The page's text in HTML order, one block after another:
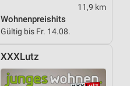
11,9 km
Wohnenpreishits
Gültig bis Fr. 14.08.
XXXLutz